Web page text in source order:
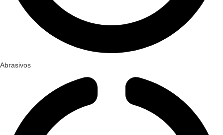
Abrasivos